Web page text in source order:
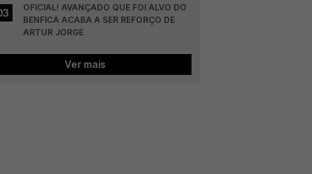
OFICIAL! AVANÇADO QUE FOI ALVO DO
BENFICA ACABA A SER REFORÇO DE
ARTUR JORGE
Ver mais